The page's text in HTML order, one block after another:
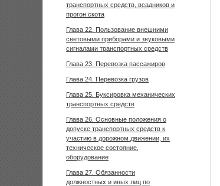
транспортных средств, всадников и
прогон скота
Глава 22. Пользование внешними
световыми приборами и звуковыми
сигналами транспортных средств
Глава 23. Перевозка пассажиров
Глава 24. Перевозка грузов
Глава 25. Буксировка механических
транспортных средств
Глава 26. Основные положения о
допуске транспортных средств к
участию в дорожном движении, их
техническое состояние,
оборудование
Глава 27. Обязанности
должностных и иных лиц по